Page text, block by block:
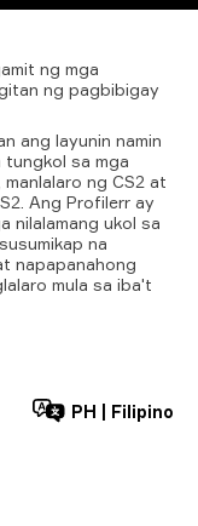
ng mga
ng pagbibigay
ang layunin namin
tungkol sa mga
ng CS2 at
Ang Profilerr ay
nilalamang ukol sa
na
napapanahong
mula sa iba't
PH Filipino